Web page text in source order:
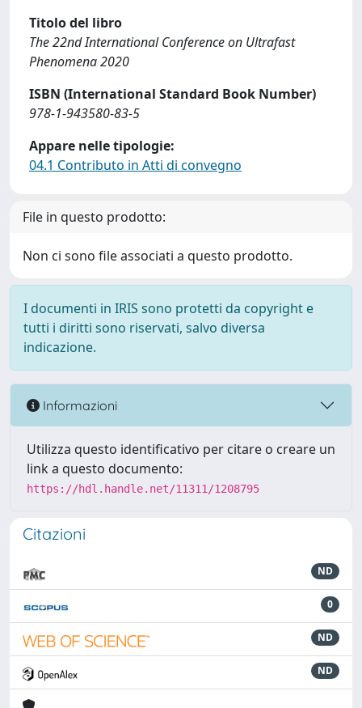
Titolo del libro
The 22nd International Conference on Ultrafast
Phenomena 2020
ISBN (International Standard Book Number)
978-1-943580-83-5
Appare nelle tipologie:
04.1 Contributo in Atti di convegno
File in questo prodotto:
Non ci sono file associati a questo prodotto.
I documenti in IRIS sono protetti da copyright e
tutti i diritti sono riservati, salvo diversa
indicazione.
Informazioni
Utilizza questo identificativo per citare o creare un
link a questo documento:
https://hdl.handle.net/11311/1208795
Citazioni
ND
0
ND
ND